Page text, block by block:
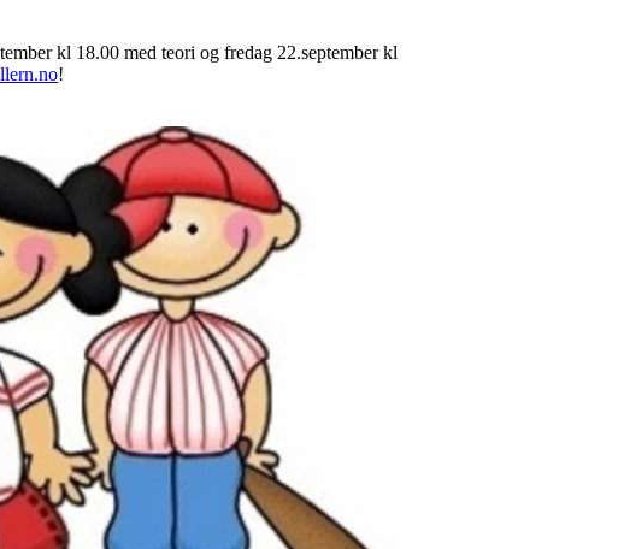
kl 18.00 med teori og fredag 22.september kl
!